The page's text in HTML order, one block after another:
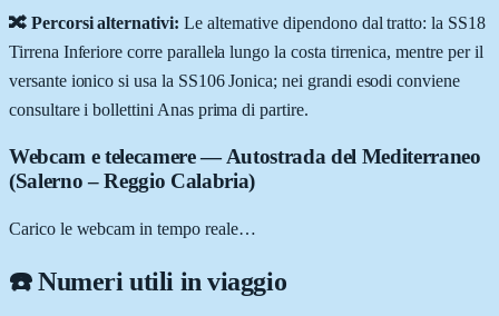
🔀 Percorsi alternativi: Le alternative dipendono dal tratto: la SS18
Tirrena Inferiore corre parallela lungo la costa tirrenica, mentre per il
versante ionico si usa la SS106 Jonica; nei grandi esodi conviene
consultare i bollettini Anas prima di partire.
Webcam e telecamere— Autostrada del Mediterraneo
(Salerno – Reggio Calabria)
Carico le webcam in tempo reale…
☎️ Numeri utili in viaggio